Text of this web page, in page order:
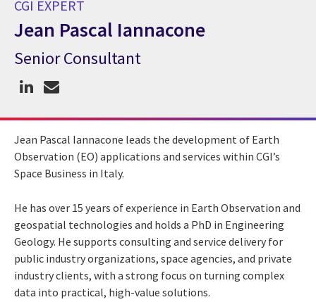
CGI EXPERT
Jean Pascal Iannacone
CGI Expert Jean Pascal Iannacone
Senior Consultant
Jean Pascal Iannacone leads the development of Earth
Observation (EO) applications and services within CGI’s
Space Business in Italy.
He has over 15 years of experience in Earth Observation and
geospatial technologies and holds a PhD in Engineering
Geology. He supports consulting and service delivery for
public industry organizations, space agencies, and private
industry clients, with a strong focus on turning complex
data into practical, high-value solutions.